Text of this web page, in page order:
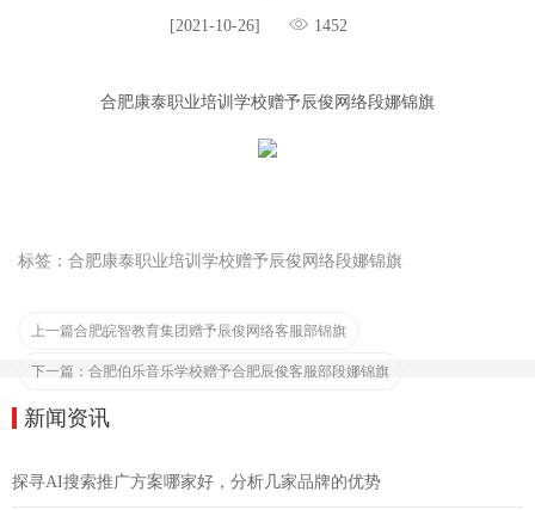
[2021-10-26] 1452
合肥康泰职业培训学校赠予辰俊网络段娜锦旗
标签：合肥康泰职业培训学校赠予辰俊网络段娜锦旗
上一篇合肥皖智教育集团赠予辰俊网络客服部锦旗
下一篇： 合肥伯乐音乐学校赠予合肥辰俊客服部段娜锦旗
新闻资讯
探寻AI搜索推广方案哪家好，分析几家品牌的优势